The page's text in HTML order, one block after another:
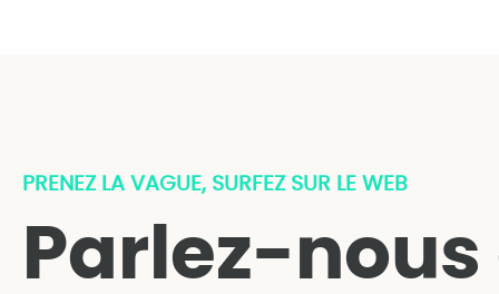
PRENEZ LA VAGUE, SURFEZ SUR LE WEB
Parlez-nous